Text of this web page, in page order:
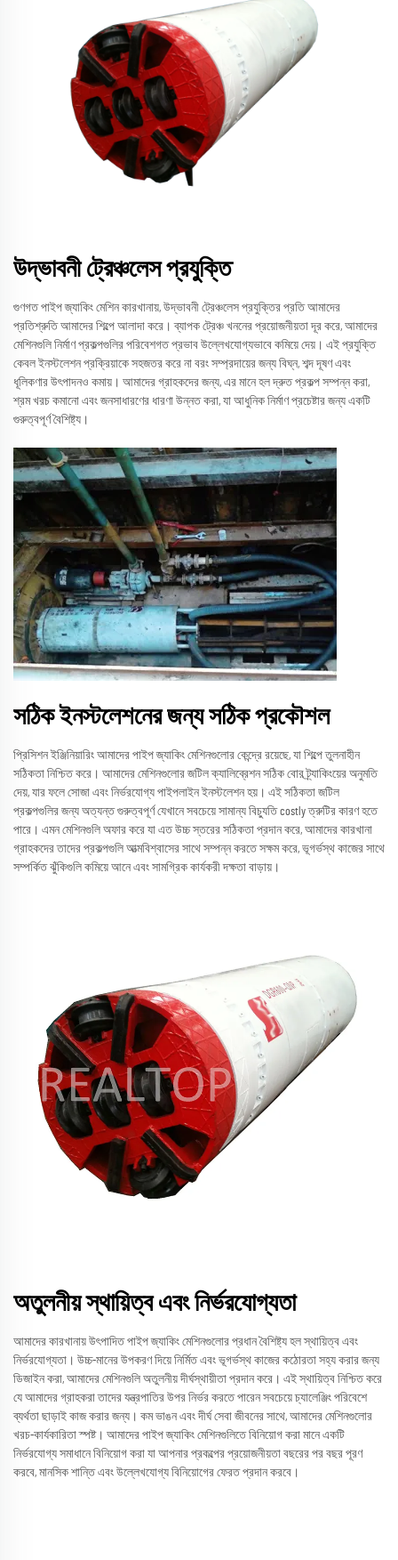
উদ্ভাবনী ট্রেঞ্চলেস প্রযুক্তি
গুণগত পাইপ জ্যাকিং মেশিন কারখানায়, উদ্ভাবনী ট্রেঞ্চলেস প্রযুক্তির প্রতি আমাদের
প্রতিশ্রুতি আমাদের শিল্পে আলাদা করে। ব্যাপক ট্রেঞ্চ খননের প্রয়োজনীয়তা দূর করে, আমাদের
মেশিনগুলি নির্মাণ প্রকল্পগুলির পরিবেশগত প্রভাব উল্লেখযোগ্যভাবে কমিয়ে দেয়। এই প্রযুক্তি
কেবল ইনস্টলেশন প্রক্রিয়াকে সহজতর করে না বরং সম্প্রদায়ের জন্য বিঘ্ন, শব্দ দূষণ এবং
ধূলিকণার উৎপাদনও কমায়। আমাদের গ্রাহকদের জন্য, এর মানে হল দ্রুত প্রকল্প সম্পন্ন করা,
শ্রম খরচ কমানো এবং জনসাধারণের ধারণা উন্নত করা, যা আধুনিক নির্মাণ প্রচেষ্টার জন্য একটি
গুরুত্বপূর্ণ বৈশিষ্ট্য।
সঠিক ইনস্টলেশনের জন্য সঠিক প্রকৌশল
প্রিসিশন ইঞ্জিনিয়ারিং আমাদের পাইপ জ্যাকিং মেশিনগুলোর কেন্দ্রে রয়েছে, যা শিল্পে তুলনাহীন
সঠিকতা নিশ্চিত করে। আমাদের মেশিনগুলোর জটিল ক্যালিব্রেশন সঠিক বোর ট্র্যাকিংয়ের অনুমতি
দেয়, যার ফলে সোজা এবং নির্ভরযোগ্য পাইপলাইন ইনস্টলেশন হয়। এই সঠিকতা জটিল
প্রকল্পগুলির জন্য অত্যন্ত গুরুত্বপূর্ণ যেখানে সবচেয়ে সামান্য বিচ্যুতি costly ত্রুটির কারণ হতে
পারে। এমন মেশিনগুলি অফার করে যা এত উচ্চ স্তরের সঠিকতা প্রদান করে, আমাদের কারখানা
গ্রাহকদের তাদের প্রকল্পগুলি আত্মবিশ্বাসের সাথে সম্পন্ন করতে সক্ষম করে, ভূগর্ভস্থ কাজের সাথে
সম্পর্কিত ঝুঁকিগুলি কমিয়ে আনে এবং সামগ্রিক কার্যকরী দক্ষতা বাড়ায়।
অতুলনীয় স্থায়িত্ব এবং নির্ভরযোগ্যতা
আমাদের কারখানায় উৎপাদিত পাইপ জ্যাকিং মেশিনগুলোর প্রধান বৈশিষ্ট্য হল স্থায়িত্ব এবং
নির্ভরযোগ্যতা। উচ্চ-মানের উপকরণ দিয়ে নির্মিত এবং ভূগর্ভস্থ কাজের কঠোরতা সহ্য করার জন্য
ডিজাইন করা, আমাদের মেশিনগুলি অতুলনীয় দীর্ঘস্থায়ীতা প্রদান করে। এই স্থায়িত্ব নিশ্চিত করে
যে আমাদের গ্রাহকরা তাদের যন্ত্রপাতির উপর নির্ভর করতে পারেন সবচেয়ে চ্যালেঞ্জিং পরিবেশে
ব্যর্থতা ছাড়াই কাজ করার জন্য। কম ভাঙন এবং দীর্ঘ সেবা জীবনের সাথে, আমাদের মেশিনগুলোর
খরচ-কার্যকারিতা স্পষ্ট। আমাদের পাইপ জ্যাকিং মেশিনগুলিতে বিনিয়োগ করা মানে একটি
নির্ভরযোগ্য সমাধানে বিনিয়োগ করা যা আপনার প্রকল্পের প্রয়োজনীয়তা বছরের পর বছর পূরণ
করবে, মানসিক শান্তি এবং উল্লেখযোগ্য বিনিয়োগের ফেরত প্রদান করবে।